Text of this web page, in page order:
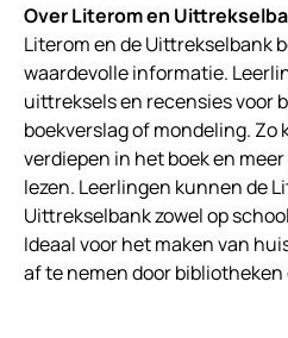
Over Literom en
Literom en de Uittrekselbank
waardevolle informatie.
uittreksels en recensies voor
boekverslag of mondeling. Zo
verdiepen in het boek en
lezen. Leerlingen kunnen de
Uittrekselbank zowel op
Ideaal voor het maken van
af te nemen door